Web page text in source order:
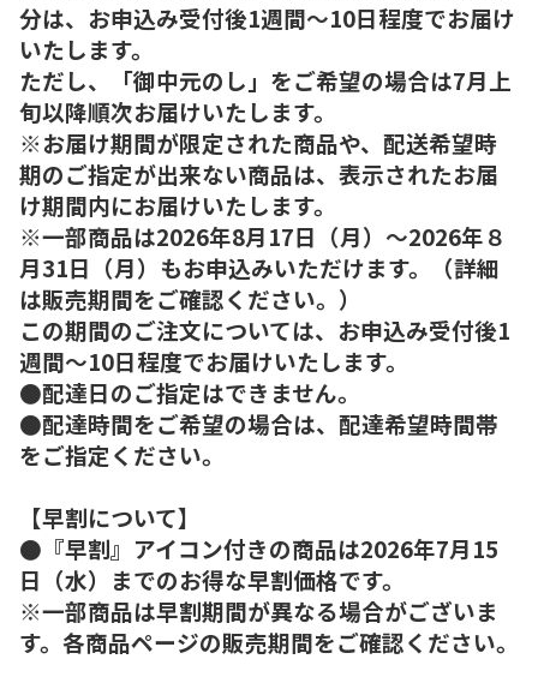
分は、お申込み受付後1週間～10日程度でお届け
いたします。
ただし、「御中元のし」をご希望の場合は7月上
旬以降順次お届けいたします。
※お届け期間が限定された商品や、配送希望時
期のご指定が出来ない商品は、表示されたお届
け期間内にお届けいたします。
※一部商品は2026年8月17日（月）～2026年８
月31日（月）もお申込みいただけます。（詳細
は販売期間をご確認ください。）
この期間のご注文については、お申込み受付後1
週間～10日程度でお届けいたします。
●配達日のご指定はできません。
●配達時間をご希望の場合は、配達希望時間帯
をご指定ください。
【早割について】
●『早割』アイコン付きの商品は2026年7月15
日（水）までのお得な早割価格です。
※一部商品は早割期間が異なる場合がございま
す。各商品ページの販売期間をご確認ください。